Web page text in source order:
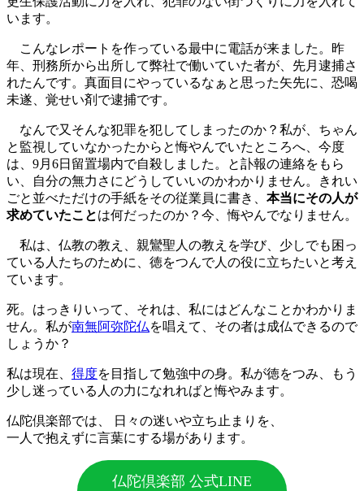
います。
こんなレポートを作っている最中に電話が来ました。昨
年、刑務所から出所して弊社で働いていた者が、先月逮捕さ
れたんです。真面目にやっているなぁと思った矢先に、恐喝
未遂、覚せい剤で逮捕です。
なんで又そんな犯罪を犯してしまったのか？私が、ちゃん
と監視していなかったからと悔やんでいたところへ、今度
は、9月6日留置場内で自殺しました。と訃報の連絡をもら
い、自分の無力さにどうしていいのかわかりません。きれい
ごと並べただけの手紙をその従業員に書き、 本当にその人が
求めていたことは何だったのか？今、悔やんでなりません。
私は、仏教の教え、親鸞聖人の教えを学び、少しでも困っ
ている人たちのために、徳をつんで人の役に立ちたいと考え
ています。
死。はっきりいって、それは、私にはどんなことかわかりま
せん。私が南無阿弥陀仏を唱えて、その者は成仏できるので
しょうか？
私は現在、 得度を目指して勉強中の身。私が徳をつみ、もう
少し迷っている人の力になれればと悔やみます。
仏陀倶楽部では、 日々の迷いや立ち止まりを、
一人で抱えずに言葉にする場があります。
仏陀倶楽部 公式LINE